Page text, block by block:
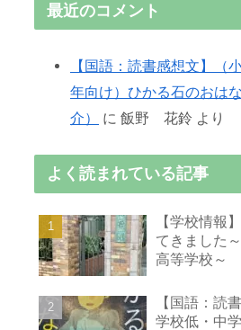
最近のコメント
【国語：読書感想文】（
年向け）ひかる石のおは
介）
に 飯野 花鈴 より
よく読まれている記事
【学校情報
てきました
高等学校～
【国語：読
学校低・中